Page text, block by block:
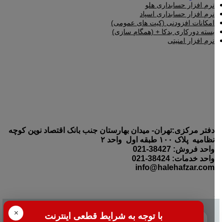
× با توجه به شرایط قطعی اینترنت
نرم افزار حسابداری هلو
نرم افزار حسابداری اسپاد
امکانات افزودنی (کیت های عمومی)
بسته دورکاری بدکا + (همگام سازی)
نرم افزار امنیتی
دفتر مرکزی:تهران- میدان بهارستان جنب بانک اقتصاد نوین کوچه
نظامیه پلاک ۱۰۰ طبقه اول واحد ۲
واحد فروش: 38427-021
واحد خدمات: 38424-021
info@halehafzar.com